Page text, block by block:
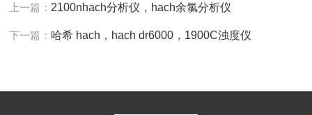
上一篇： 2100nhach分析仪，hach余氯分析仪
下一篇： 哈希 hach，hach dr6000，1900C浊度仪